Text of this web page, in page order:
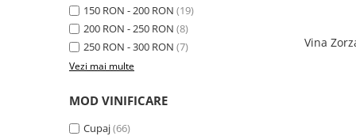
150 RON - 200 RON (19)
200 RON - 250 RON (8)
250 RON - 300 RON (7)
Vezi mai multe
MOD VINIFICARE
Cupaj(66)
Vina